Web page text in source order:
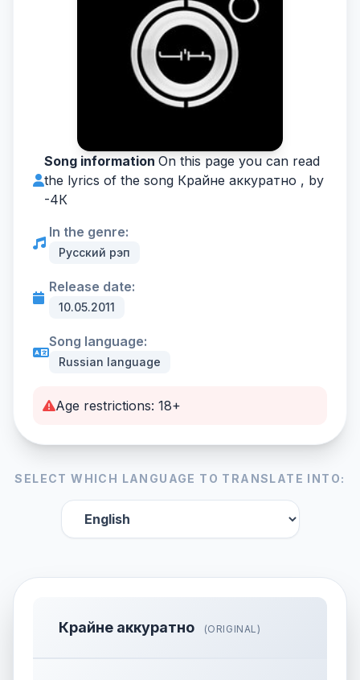
Song information On this page you can read
the lyrics of the song Крайне аккуратно , by
-4К
In the genre:
Русский рэп
Release date:
10.05.2011
Song language:
Russian language
Age restrictions: 18+
SELECT WHICH LANGUAGE TO TRANSLATE INTO:
Крайне аккуратно (ORIGINAL)